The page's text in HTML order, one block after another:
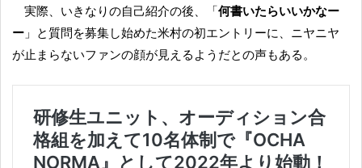
実際、いきなりの自己紹介の後、「何書いたらいいかなー
ー 」と質問を募集し始めた米村の初エントリーに、ニヤニヤ
が止まらないファンの顔が見えるようだとの声もある。